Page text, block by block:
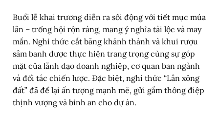
Buổi lễ khai trương diễn ra sôi động với tiết mục múa
lân – trống hội rộn ràng, mang ý nghĩa tài lộc và may
mắn. Nghi thức cắt băng khánh thành và khui rượu
sâm banh được thực hiện trang trọng cùng sự góp
mặt của lãnh đạo doanh nghiệp, cơ quan ban ngành
và đối tác chiến lược. Đặc biệt, nghi thức “Lân xông
đất” đã để lại ấn tượng mạnh mẽ, gửi gắm thông điệp
thịnh vượng và bình an cho dự án.